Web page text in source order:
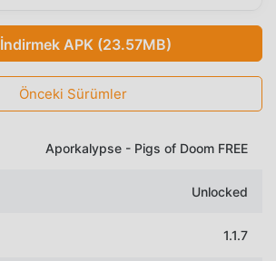
İndirmek APK (23.57MB)
Önceki Sürümler
Aporkalypse - Pigs of Doom FREE
Unlocked
1.1.7